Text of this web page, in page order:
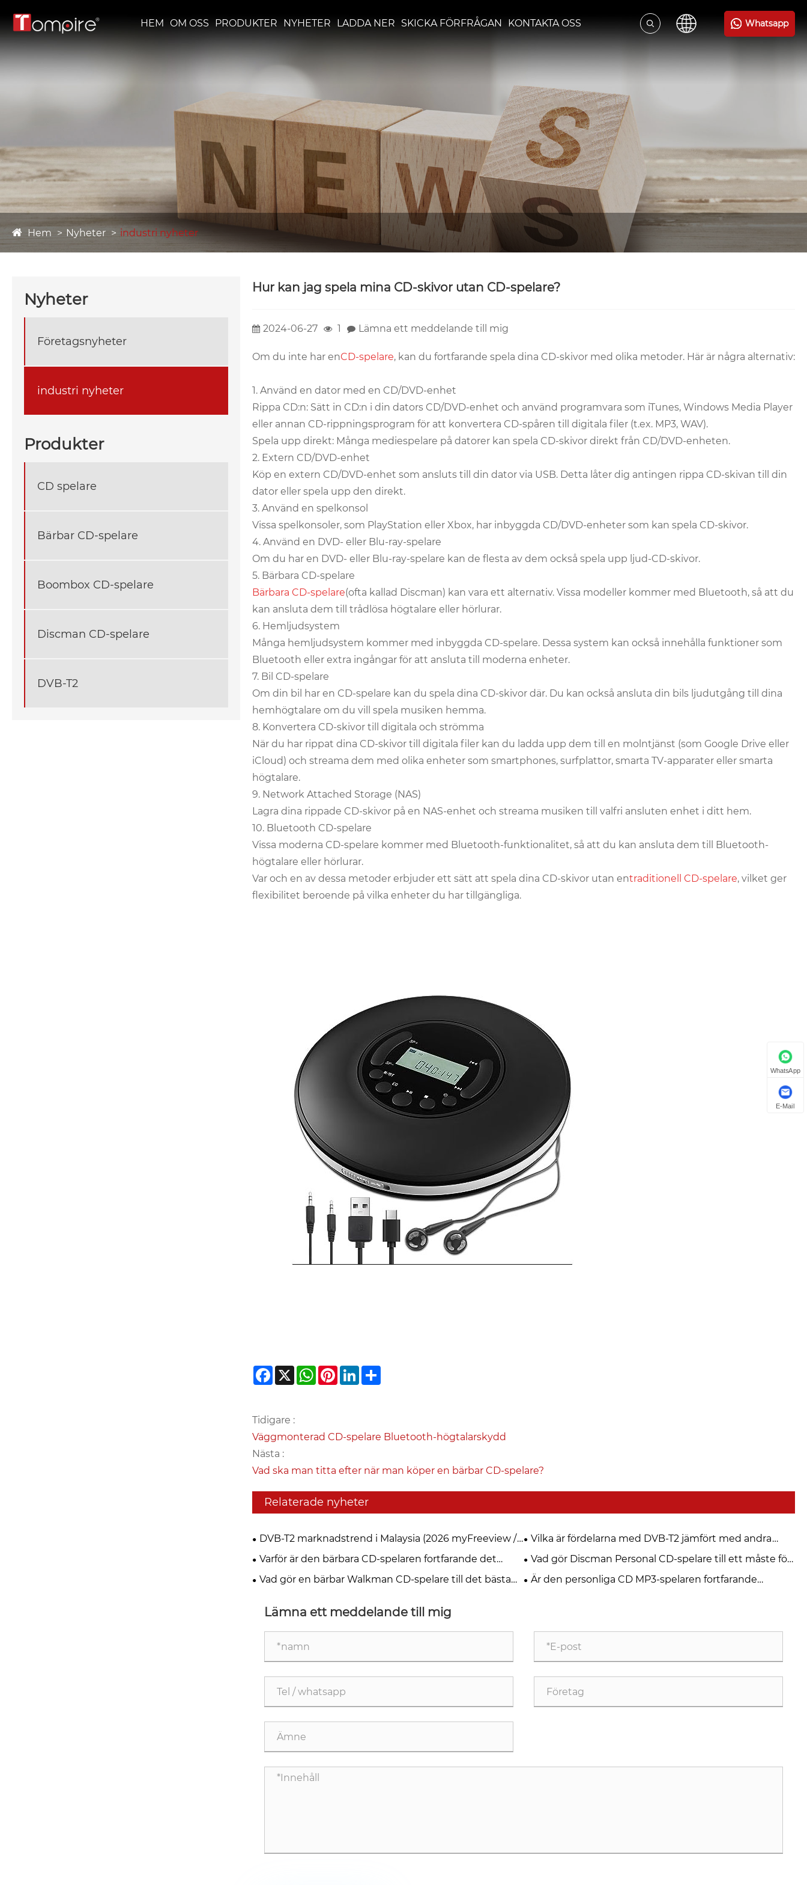
HEM OM OSS PRODUKTER NYHETER LADDA NER SKICKA FÖRFRÅGAN KONTAKTA OSS Whatsapp
Hem Nyheter industri nyheter
Nyheter
Företagsnyheter
industri nyheter
Produkter
CD spelare
Bärbar CD-spelare
Boombox CD-spelare
Discman CD-spelare
DVB-T2
Hur kan jag spela mina CD-skivor utan CD-spelare?
2024-06-27 1 Lämna ett meddelande till mig
Om du inte har enCD-spelare, kan du fortfarande spela dina CD-skivor med olika metoder. Här är några alternativ:
1. Använd en dator med en CD/DVD-enhet
Rippa CD:n: Sätt in CD:n i din dators CD/DVD-enhet och använd programvara som iTunes, Windows Media Player
eller annan CD-rippningsprogram för att konvertera CD-spåren till digitala filer (t.ex. MP3, WAV).
Spela upp direkt: Många mediespelare på datorer kan spela CD-skivor direkt från CD/DVD-enheten.
2. Extern CD/DVD-enhet
Köp en extern CD/DVD-enhet som ansluts till din dator via USB. Detta låter dig antingen rippa CD-skivan till din
dator eller spela upp den direkt.
3. Använd en spelkonsol
Vissa spelkonsoler, som PlayStation eller Xbox, har inbyggda CD/DVD-enheter som kan spela CD-skivor.
4. Använd en DVD- eller Blu-ray-spelare
Om du har en DVD- eller Blu-ray-spelare kan de flesta av dem också spela upp ljud-CD-skivor.
5. Bärbara CD-spelare
Bärbara CD-spelare(ofta kallad Discman) kan vara ett alternativ. Vissa modeller kommer med Bluetooth, så att du
kan ansluta dem till trådlösa högtalare eller hörlurar.
6. Hemljudsystem
Många hemljudsystem kommer med inbyggda CD-spelare. Dessa system kan också innehålla funktioner som
Bluetooth eller extra ingångar för att ansluta till moderna enheter.
7. Bil CD-spelare
Om din bil har en CD-spelare kan du spela dina CD-skivor där. Du kan också ansluta din bils ljudutgång till dina
hemhögtalare om du vill spela musiken hemma.
8. Konvertera CD-skivor till digitala och strömma
När du har rippat dina CD-skivor till digitala filer kan du ladda upp dem till en molntjänst (som Google Drive eller
iCloud) och streama dem med olika enheter som smartphones, surfplattor, smarta TV-apparater eller smarta
högtalare.
9. Network Attached Storage (NAS)
Lagra dina rippade CD-skivor på en NAS-enhet och streama musiken till valfri ansluten enhet i ditt hem.
10. Bluetooth CD-spelare
Vissa moderna CD-spelare kommer med Bluetooth-funktionalitet, så att du kan ansluta dem till Bluetooth-
högtalare eller hörlurar.
Var och en av dessa metoder erbjuder ett sätt att spela dina CD-skivor utan entraditionell CD-spelare, vilket ger
flexibilitet beroende på vilka enheter du har tillgängliga.
Facebook
X WhatsApp
PinterestLinkedIn
Tidigare :
Väggmonterad CD-spelare Bluetooth-högtalarskydd
Nästa :
Vad ska man titta efter när man köper en bärbar CD-spelare?
Relaterade nyheter
DVB-T2 marknadstrend i Malaysia (2026 myFreeview /
MYTV)
Vilka är fördelarna med DVB-T2 jämfört med andra
digitala TV-standarder?
Varför är den bärbara CD-spelaren fortfarande det
bästa valet för musikälskare 2026?
Vad gör Discman Personal CD-spelare till ett måste för
musikälskare
Vad gör en bärbar Walkman CD-spelare till det bästa
Är den personliga CD MP3-spelaren fortfarande
Lämna ett meddelande till mig
WhatsApp
E-Mail